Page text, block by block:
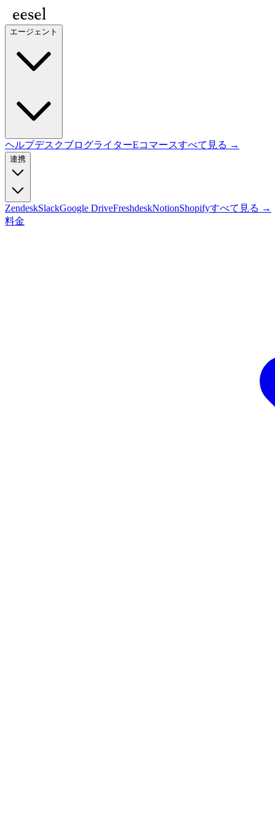
エージェント
ヘルプデスクブログライターEコマースすべて見る →
連携
ZendeskSlackGoogle DriveFreshdeskNotionShopifyすべて見る →
料金